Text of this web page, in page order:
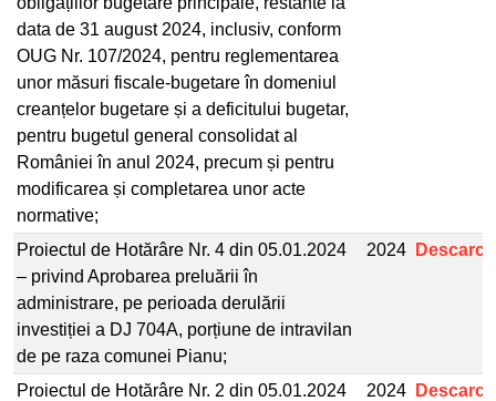
data de 31 august 2024, inclusiv, conform
OUG Nr. 107/2024, pentru reglementarea
unor măsuri fiscale-bugetare în domeniul
creanțelor bugetare și a deficitului bugetar,
pentru bugetul general consolidat al
României în anul 2024, precum și pentru
modificarea și completarea unor acte
normative;
Proiectul de Hotărâre Nr. 4 din 05.01.2024
– privind Aprobarea preluării în
administrare, pe perioada derulării
investiției a DJ 704A, porțiune de intravilan
de pe raza comunei Pianu;
2024 Descarcă
Proiectul de Hotărâre Nr. 2 din 05.01.2024
2024 Descarcă